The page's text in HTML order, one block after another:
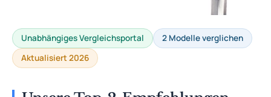
Unabhängiges Vergleichsportal
2 Modelle verglichen
Aktualisiert 2026